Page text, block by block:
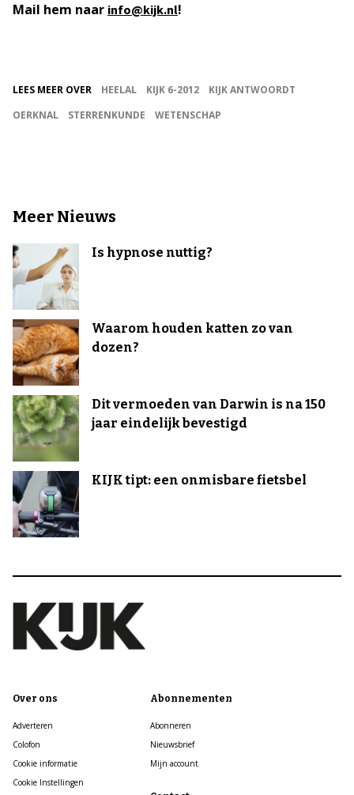
Mail hem naar info@kijk.nl!
LEES MEER OVER HEELAL KIJK 6-2012
KIJK ANTWOORDT
OERKNAL
STERRENKUNDE WETENSCHAP
Meer Nieuws
Is hypnose nuttig?
Waarom houden katten zo van
dozen?
Dit vermoeden van Darwin is na 150
jaar eindelijk bevestigd
KIJK tipt: een onmisbare fietsbel
Over ons
Adverteren
Colofon
Cookie informatie
Cookie Instellingen
Abonnementen
Abonneren
Nieuwsbrief
Mijn account